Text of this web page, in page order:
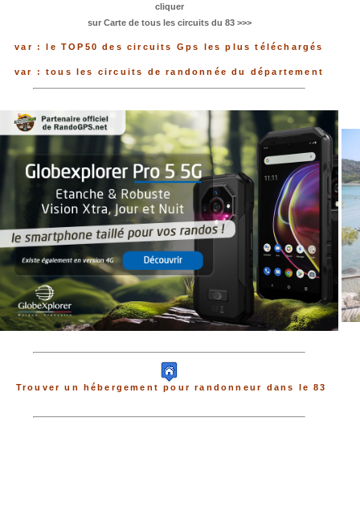
cliquer
sur Carte de tous les circuits du 83 >>>
var : le TOP50 des circuits Gps les plus téléchargés
var : tous les circuits de randonnée du département
Trouver un hébergement pour randonneur dans le 83